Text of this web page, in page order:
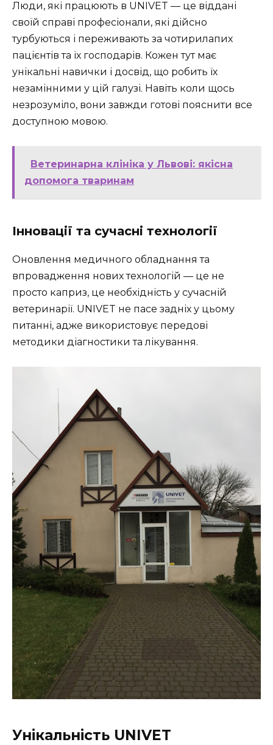
Люди, які працюють в UNIVET — це віддані
своїй справі професіонали, які дійсно
турбуються і переживають за чотирилапих
пацієнтів та їх господарів. Кожен тут має
унікальні навички і досвід, що робить їх
незамінними у цій галузі. Навіть коли щось
незрозуміло, вони завжди готові пояснити все
доступною мовою.
Ветеринарна клініка у Львові: якісна
допомога тваринам
Інновації та сучасні технології
Оновлення медичного обладнання та
впровадження нових технологій — це не
просто каприз, це необхідність у сучасній
ветеринарії. UNIVET не пасе задніх у цьому
питанні, адже використовує передові
методики діагностики та лікування.
Унікальність UNIVET